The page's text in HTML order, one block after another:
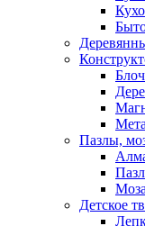
Пазлы,
Детское